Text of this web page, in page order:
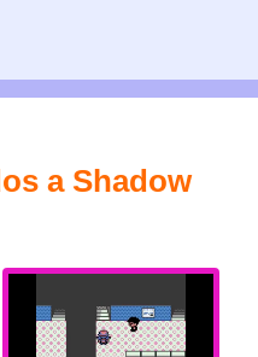
a Shadow